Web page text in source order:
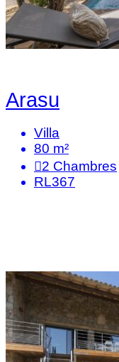
Arasu
Villa
80 m²
2 Chambres
RL367